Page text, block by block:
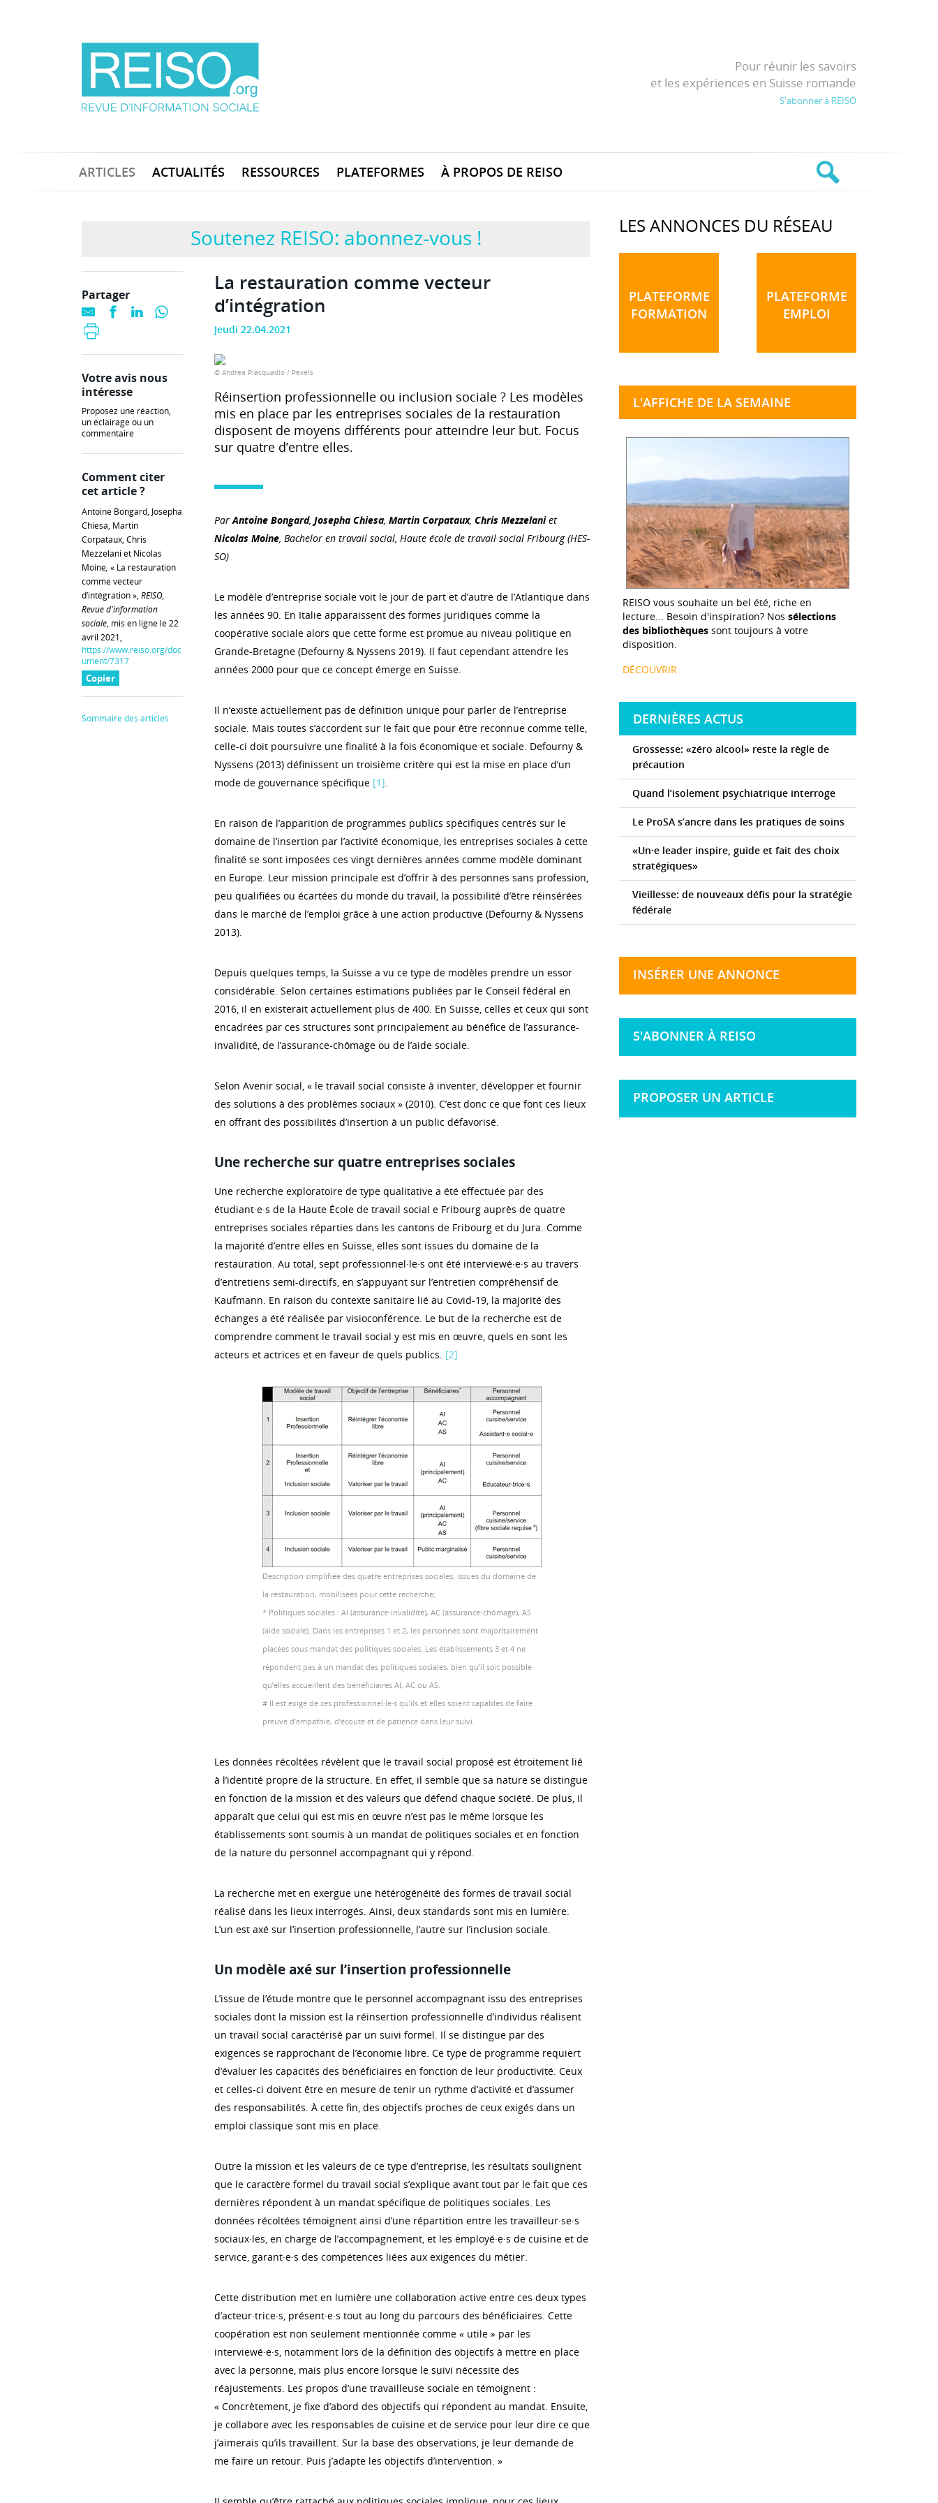
Pour réunir les savoirs
et les expériences en Suisse romande
S'abonner à REISO
ARTICLES ACTUALITÉS RESSOURCES PLATEFORMES À PROPOS DE REISO
Soutenez REISO: abonnez-vous !
La restauration comme vecteur
d’intégration
Jeudi 22.04.2021
© Andrea Piacquadio / Pexels
Réinsertion professionnelle ou inclusion sociale ? Les modèles
mis en place par les entreprises sociales de la restauration
disposent de moyens différents pour atteindre leur but. Focus
sur quatre d’entre elles.
ParAntoine Bongard, Josepha Chiesa, Martin Corpataux, Chris Mezzelaniet
Nicolas Moine, Bachelor en travail social, Haute école de travail social Fribourg (HES-
SO)
Le modèle d’entreprise sociale voit le jour de part et d’autre de l’Atlantique dans
les années 90. En Italie apparaissent des formes juridiques comme la
coopérative sociale alors que cette forme est promue au niveau politique en
Grande-Bretagne (Defourny & Nyssens 2019). Il faut cependant attendre les
années 2000 pour que ce concept émerge en Suisse.
Il n’existe actuellement pas de définition unique pour parler de l’entreprise
sociale. Mais toutes s’accordent sur le fait que pour être reconnue comme telle,
celle-ci doit poursuivre une finalité à la fois économique et sociale. Defourny &
Nyssens (2013) définissent un troisième critère qui est la mise en place d’un
mode de gouvernance spécifique [1].
En raison de l’apparition de programmes publics spécifiques centrés sur le
domaine de l’insertion par l’activité économique, les entreprises sociales à cette
finalité se sont imposées ces vingt dernières années comme modèle dominant
en Europe. Leur mission principale est d’offrir à des personnes sans profession,
peu qualifiées ou écartées du monde du travail, la possibilité d’être réinsérées
dans le marché de l’emploi grâce à une action productive (Defourny & Nyssens
2013).
Depuis quelques temps, la Suisse a vu ce type de modèles prendre un essor
considérable. Selon certaines estimations publiées par le Conseil fédéral en
2016, il en existerait actuellement plus de 400. En Suisse, celles et ceux qui sont
encadrées par ces structures sont principalement au bénéfice de l’assurance-
invalidité, de l’assurance-chômage ou de l’aide sociale.
Selon Avenir social, « le travail social consiste à inventer, développer et fournir
des solutions à des problèmes sociaux » (2010). C’est donc ce que font ces lieux
en offrant des possibilités d’insertion à un public défavorisé.
Une recherche sur quatre entreprises sociales
Une recherche exploratoire de type qualitative a été effectuée par des
étudiant·e·s de la Haute École de travail social e Fribourg auprès de quatre
entreprises sociales réparties dans les cantons de Fribourg et du Jura. Comme
la majorité d’entre elles en Suisse, elles sont issues du domaine de la
restauration. Au total, sept professionnel·le·s ont été interviewé·e·s au travers
d’entretiens semi-directifs, en s’appuyant sur l’entretien compréhensif de
Kaufmann. En raison du contexte sanitaire lié au Covid-19, la majorité des
échanges a été réalisée par visioconférence. Le but de la recherche est de
comprendre comment le travail social y est mis en œuvre, quels en sont les
acteurs et actrices et en faveur de quels publics. [2]
Description simplifiée des quatre entreprises sociales, issues du domaine de
la restauration, mobilisées pour cette recherche;
* Politiques sociales : AI (assurance-invalidité), AC (assurance-chômage), AS
(aide sociale). Dans les entreprises 1 et 2, les personnes sont majoritairement
placées sous mandat des politiques sociales. Les établissements 3 et 4 ne
répondent pas à un mandat des politiques sociales, bien qu’il soit possible
qu’elles accueillent des bénéficiaires AI, AC ou AS.
# Il est exigé de ces professionnel·le·s qu’ils et elles soient capables de faire
preuve d’empathie, d’écoute et de patience dans leur suivi.
Les données récoltées révèlent que le travail social proposé est étroitement lié
à l’identité propre de la structure. En effet, il semble que sa nature se distingue
en fonction de la mission et des valeurs que défend chaque société. De plus, il
apparaît que celui qui est mis en œuvre n’est pas le même lorsque les
établissements sont soumis à un mandat de politiques sociales et en fonction
de la nature du personnel accompagnant qui y répond.
La recherche met en exergue une hétérogénéité des formes de travail social
réalisé dans les lieux interrogés. Ainsi, deux standards sont mis en lumière.
L’un est axé sur l’insertion professionnelle, l’autre sur l’inclusion sociale.
Un modèle axé sur l’insertion professionnelle
L’issue de l’étude montre que le personnel accompagnant issu des entreprises
sociales dont la mission est la réinsertion professionnelle d’individus réalisent
un travail social caractérisé par un suivi formel. Il se distingue par des
exigences se rapprochant de l’économie libre. Ce type de programme requiert
d’évaluer les capacités des bénéficiaires en fonction de leur productivité. Ceux
et celles-ci doivent être en mesure de tenir un rythme d’activité et d’assumer
des responsabilités. À cette fin, des objectifs proches de ceux exigés dans un
emploi classique sont mis en place.
Outre la mission et les valeurs de ce type d’entreprise, les résultats soulignent
que le caractère formel du travail social s’explique avant tout par le fait que ces
dernières répondent à un mandat spécifique de politiques sociales. Les
données récoltées témoignent ainsi d’une répartition entre les travailleur·se·s
sociaux·les, en charge de l’accompagnement, et les employé·e·s de cuisine et de
service, garant·e·s des compétences liées aux exigences du métier.
Cette distribution met en lumière une collaboration active entre ces deux types
d’acteur·trice·s, présent·e·s tout au long du parcours des bénéficiaires. Cette
coopération est non seulement mentionnée comme «utile» par les
interviewé·e·s, notamment lors de la définition des objectifs à mettre en place
avec la personne, mais plus encore lorsque le suivi nécessite des
réajustements. Les propos d’une travailleuse sociale en témoignent :
« Concrètement, je fixe d’abord des objectifs qui répondent au mandat. Ensuite,
je collabore avec les responsables de cuisine et de service pour leur dire ce que
j’aimerais qu’ils travaillent. Sur la base des observations, je leur demande de
me faire un retour. Puis j’adapte les objectifs d’intervention. »
Partager
Votre avis nous
intéresse
Proposez une réaction,
un éclairage ou un
commentaire
Comment citer
cet article ?
Antoine Bongard, Josepha
Chiesa, Martin
Corpataux, Chris
Mezzelani et Nicolas
Moine, « La restauration
comme vecteur
d’intégration », REISO,
Revue d'information
sociale, mis en ligne le 22
avril 2021,
https://www.reiso.org/doc
ument/7317
Copier
Sommaire des articles
LES ANNONCES DU RÉSEAU
PLATEFORME
FORMATION
PLATEFORME
EMPLOI
L'AFFICHE DE LA SEMAINE
REISO vous souhaite un bel été, riche en
lecture... Besoin d'inspiration? Nos sélections
des bibliothèques sont toujours à votre
disposition.
DÉCOUVRIR
DERNIÈRES ACTUS
Grossesse: «zéro alcool» reste la règle de
précaution
Quand l’isolement psychiatrique interroge
Le ProSA s’ancre dans les pratiques de soins
«Un·e leader inspire, guide et fait des choix
stratégiques»
Vieillesse: de nouveaux défis pour la stratégie
fédérale
INSÉRER UNE ANNONCE
S'ABONNER À REISO
PROPOSER UN ARTICLE